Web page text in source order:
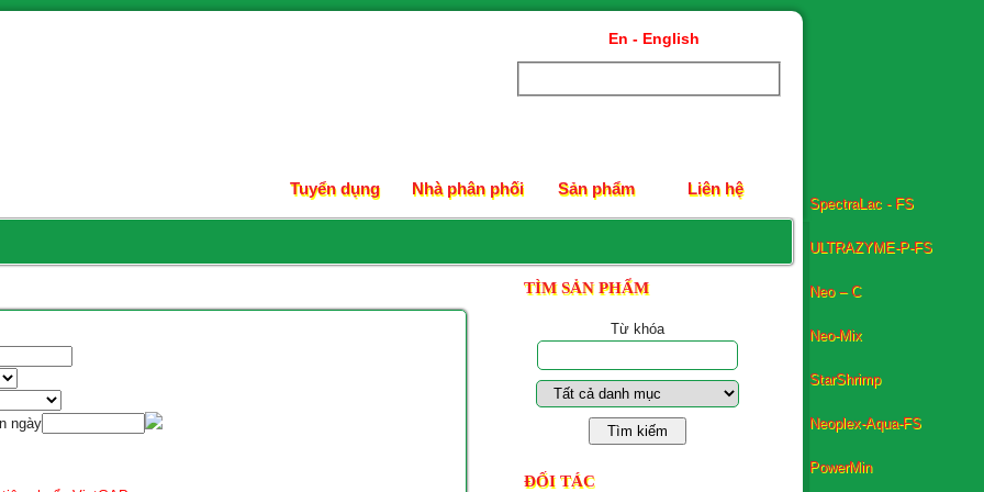
ULTRAZYME-P-FS
Neo – C
Neo-Mix
StarShrimp
Neoplex-Aqua-FS
PowerMin
UltraPhos -...
En - English
Tuyển dụng Nhà phân phối Sản phẩm Liên hệ
ngày
TÌM SẢN PHẨM
Từ khóa
ĐỐI TÁC